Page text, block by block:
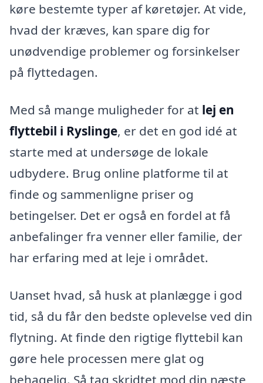
køre bestemte typer af køretøjer. At vide,
hvad der kræves, kan spare dig for
unødvendige problemer og forsinkelser
på flyttedagen.
Med så mange muligheder for at lej en
flyttebil i Ryslinge, er det en god idé at
starte med at undersøge de lokale
udbydere. Brug online platforme til at
finde og sammenligne priser og
betingelser. Det er også en fordel at få
anbefalinger fra venner eller familie, der
har erfaring med at leje i området.
Uanset hvad, så husk at planlægge i god
tid, så du får den bedste oplevelse ved din
flytning. At finde den rigtige flyttebil kan
gøre hele processen mere glat og
behagelig. Så tag skridtet mod din næste